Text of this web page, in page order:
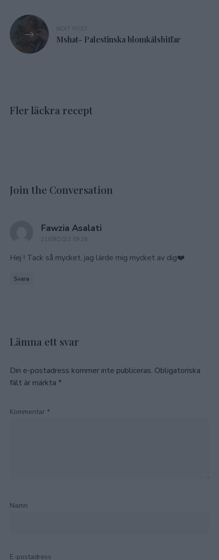
Mshat- Palestinska blomkålsbiffar
Fler läckra recept
Join the Conversation
Fawzia Asalati
21/09/2022 09:28
Hej ! Tack så mycket, jag lärde mig mycket av dig❤️
Svara
Lämna ett svar
Din e-postadress kommer inte publiceras. Obligatoriska
fält är märkta *
Kommentar *
Namn
E-postadress